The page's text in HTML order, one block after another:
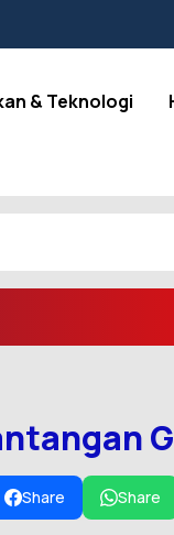
& Teknologi
Share Share